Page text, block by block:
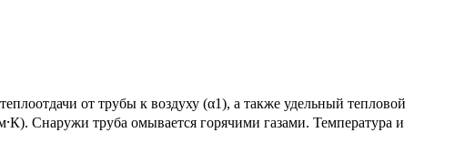
от трубы к воздуху (α1), а также удельный тепловой
Снаружи труба омывается горячими газами. Температура и